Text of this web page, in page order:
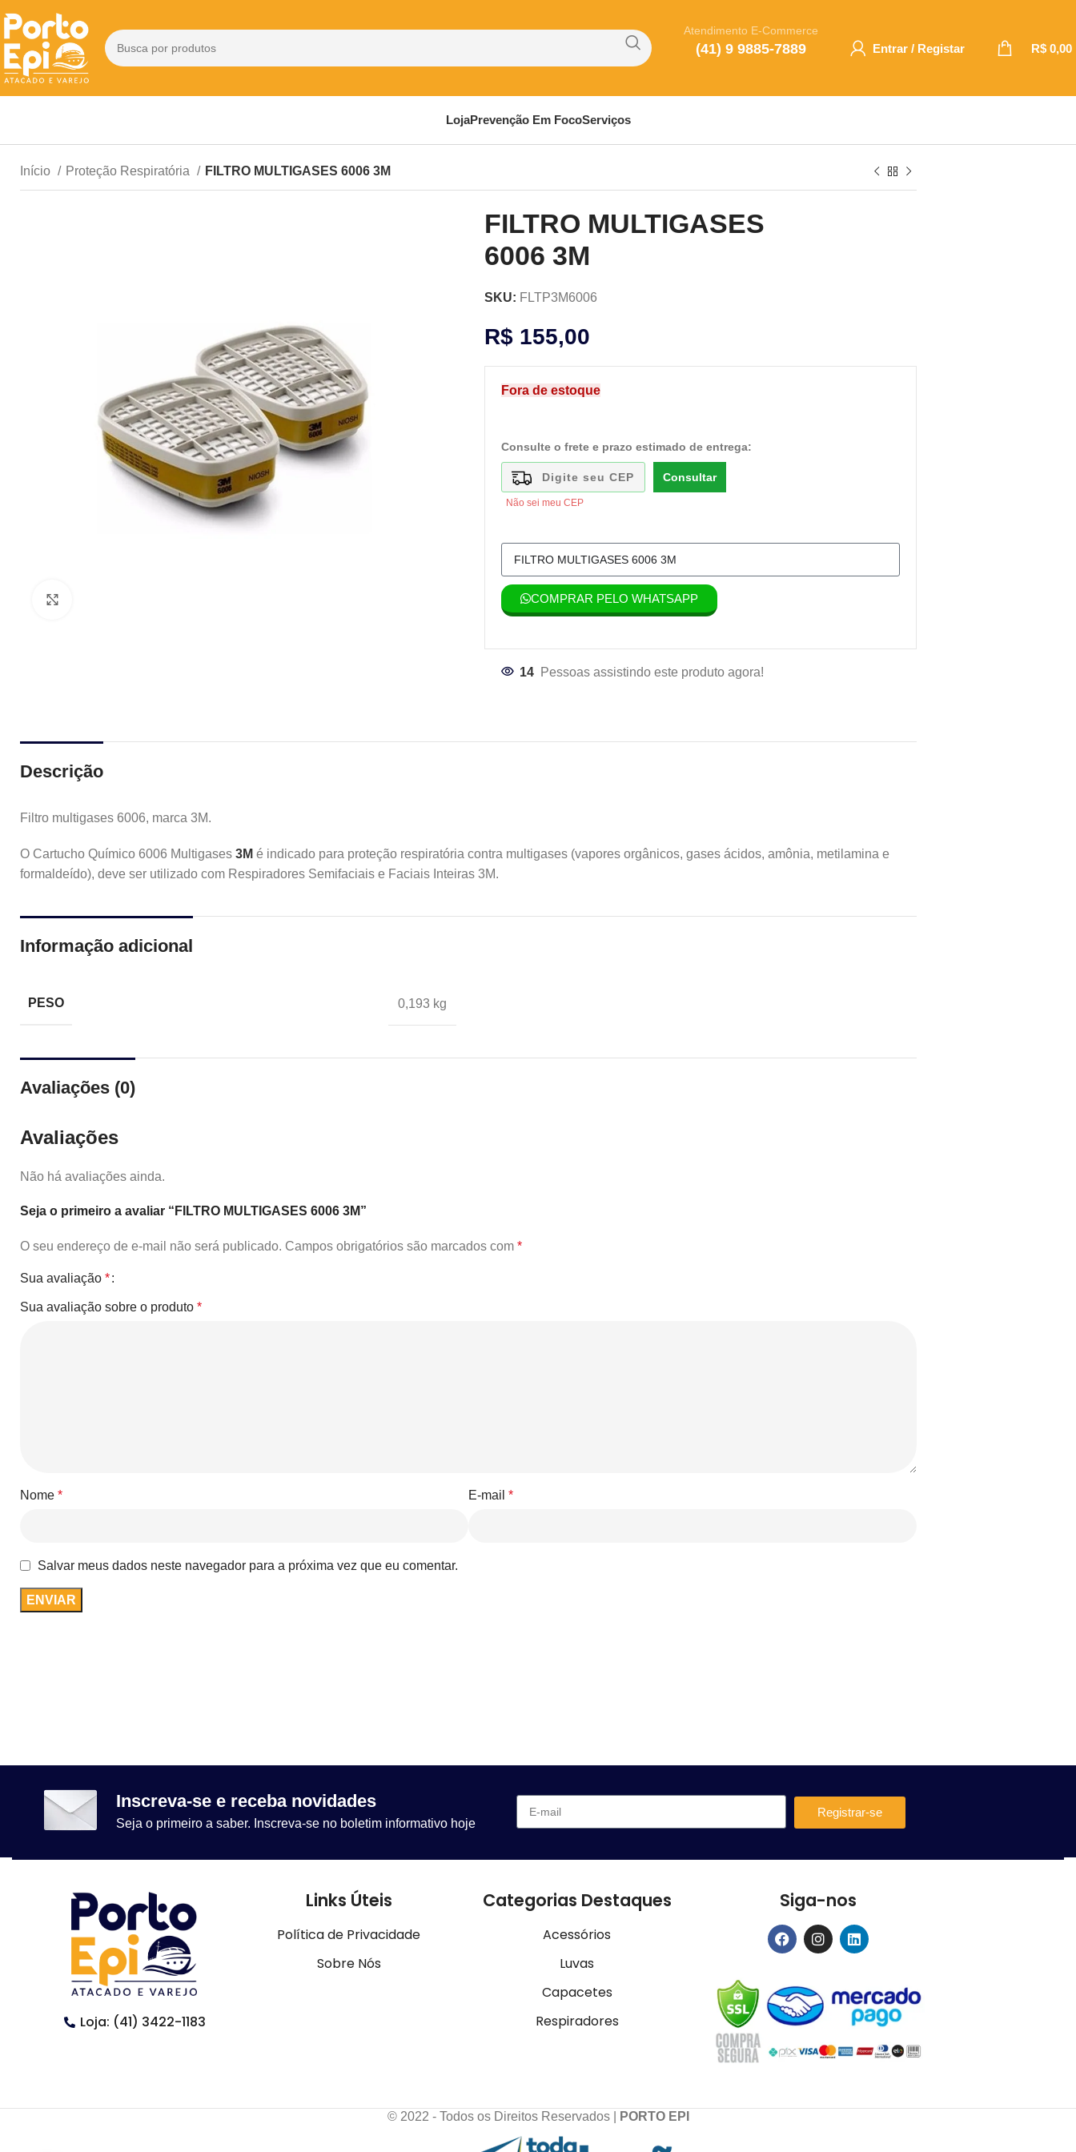
Atendimento E-Commerce
(41) 9 9885-7889 Entrar / Registar R$ 0,00
LojaPrevenção Em FocoServiços
Início Proteção Respiratória FILTRO MULTIGASES 6006 3M
FILTRO MULTIGASES
6006 3M
SKU: FLTP3M6006
R$ 155,00
Fora de estoque
Consulte o frete e prazo estimado de entrega:
Consultar
Não sei meu CEP
COMPRAR PELO WHATSAPP
14 Pessoas assistindo este produto agora!
Descrição
Filtro multigases 6006, marca 3M.
O Cartucho Químico 6006 Multigases 3M é indicado para proteção respiratória contra multigases (vapores orgânicos, gases ácidos, amônia, metilamina e
formaldeído), deve ser utilizado com Respiradores Semifaciais e Faciais Inteiras 3M.
Informação adicional
PESO 0,193 kg
Avaliações (0)
Avaliações
Não há avaliações ainda.
Seja o primeiro a avaliar “FILTRO MULTIGASES 6006 3M”
O seu endereço de e-mail não será publicado. Campos obrigatórios são marcados com *
Sua avaliação *
Sua avaliação sobre o produto *
Nome * E-mail *
Salvar meus dados neste navegador para a próxima vez que eu comentar.
Inscreva-se e receba novidades
Seja o primeiro a saber. Inscreva-se no boletim informativo hoje
Registrar-se
Loja: (41) 3422-1183
Links Úteis
Política de Privacidade
Sobre Nós
Categorias Destaques
Acessórios
Luvas
Capacetes
Respiradores
Siga-nos
© 2022 - Todos os Direitos Reservados | PORTO EPI